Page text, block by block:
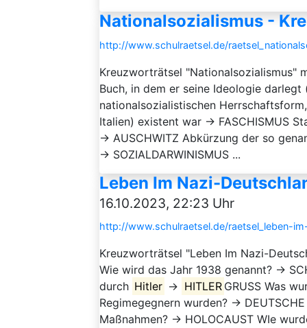
Nationalsozialismus -
http://www.schulraetsel.de/
Kreuzworträtsel "Nationalsozialismus"
Buch, in dem er seine Ideologie
nationalsozialistischen
Italien) existent war → FASCHISMUS
→ AUSCHWITZ Abkürzung der so
→ SOZIALDARWINISMUS ...
Leben Im Nazi-
16.10.2023, 22:23 Uhr
http://www.schulraetsel.de/raetsel_leben-
Kreuzworträtsel "Leben Im Nazi-
Wie wird das Jahr 1938 genannt? →
durch Hitler → HITLER GRUSS Was
Regimegegnern wurden? →
Maßnahmen? → HOLOCAUST WIe